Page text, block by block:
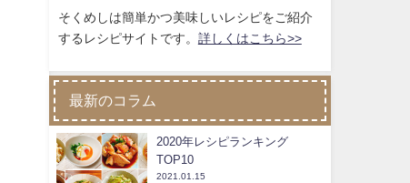
そくめしは簡単かつ美味しいレシピをご紹介
するレシピサイトです。 詳しくはこちら>>
最新のコラム
2020年レシピランキング
TOP10
2021.01.15